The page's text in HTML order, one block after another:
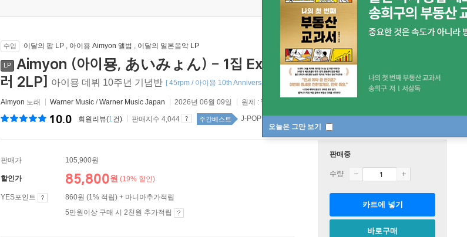
오늘은 그만 보기
수입 이달의 팝 LP , 아이묭 Aimyon 앨범 , 이달의 일본음악 LP
LP
Aimyon (아이묭, あいみょん) - 1집 Excitement of Youth [레드 컬
러 2LP] 아이묭 데뷔 10주년 기념반 [ 45rpm / 아이묭 10th Anniversary CARD (전용 QR코드) ]
Aimyon 노래 Warner Music /Warner Music Japan 2026년 06월 09일 원제 : 靑春のエキサイトメント
10.0 회원리뷰(1건) 판매지수 4,044 주간베스트 J-POP 52위
판매가 105,900원
할인가 85,800원 (19% 할인)
YES포인트
860원 (1% 적립) + 마니아추가적립
5만원이상 구매 시 2천원 추가적립
판매중
수량
카트에 넣기
바로구매